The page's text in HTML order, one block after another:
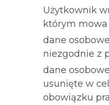
Użytkownik
którym mowa
dane
niezgodnie z
dane
usunięte w
obowiązku